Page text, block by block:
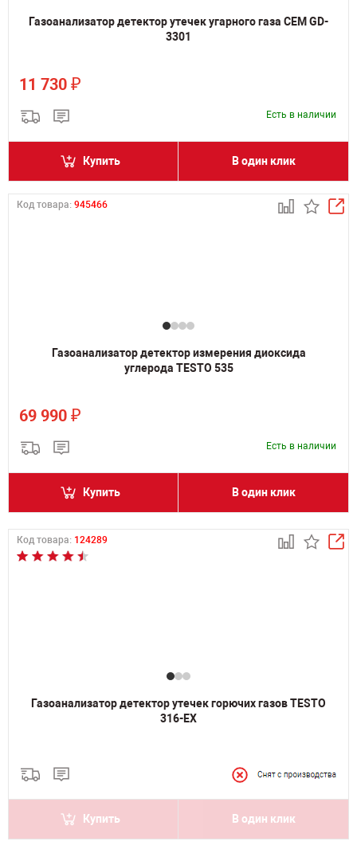
Газоанализатор детектор утечек угарного газа CEM GD-
3301
11 730 ₽
Есть в наличии
Купить В один клик
Код товара: 945466
Газоанализатор детектор измерения диоксида
углерода TESTO 535
69 990 ₽
Есть в наличии
Купить В один клик
Код товара: 124289
Газоанализатор детектор утечек горючих газов TESTO
316-EX
Купить В один клик